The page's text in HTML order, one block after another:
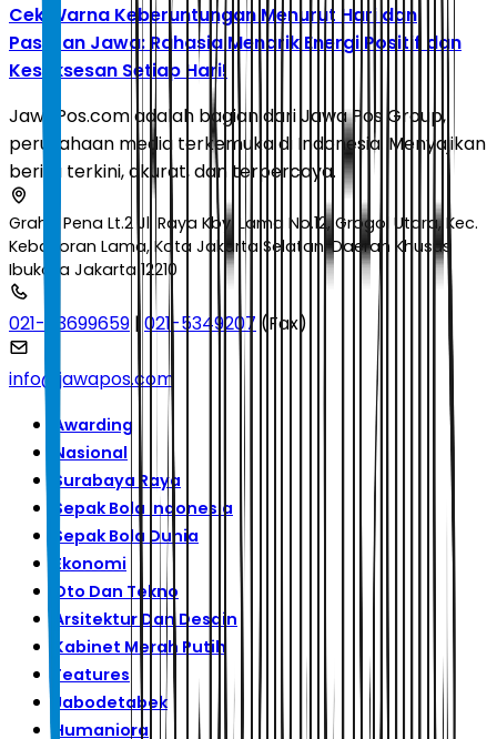
Cek Warna Keberuntungan Menurut Hari dan
Pasaran Jawa: Rahasia Menarik Energi Positif dan
Kesuksesan Setiap Hari!
JawaPos.com adalah bagian dari Jawa Pos Group,
perusahaan media terkemuka di Indonesia. Menyajikan
berita terkini, akurat, dan terpercaya.
Graha Pena Lt.2 Jl. Raya Kby. Lama No.12, Grogol Utara, Kec.
Kebayoran Lama, Kota Jakarta Selatan, Daerah Khusus
Ibukota Jakarta 12210
021-53699659 | 021-5349207 (Fax)
info@jawapos.com
Awarding
Nasional
Surabaya Raya
Sepak Bola Indonesia
Sepak Bola Dunia
Ekonomi
Oto Dan Tekno
Arsitektur Dan Desain
Kabinet Merah Putih
Features
Jabodetabek
Humaniora